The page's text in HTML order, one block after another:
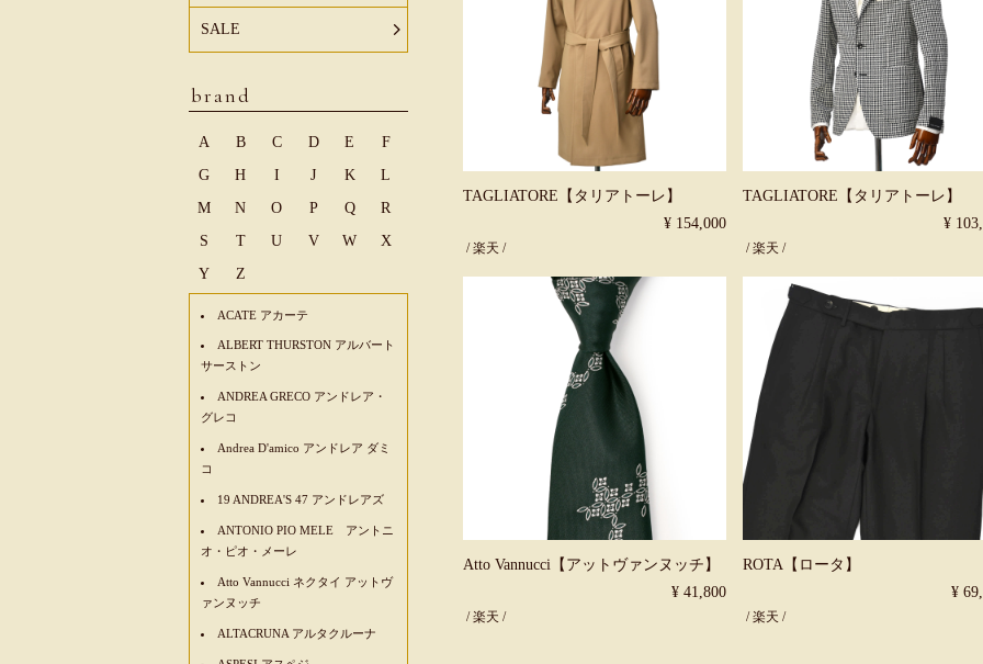
TAGLIATORE【タリアトーレ】
¥ 154,000
/楽天 /
TAGLIATORE【タリアトーレ】
¥
/楽天 /
Atto Vannucci【アットヴァンヌッチ】
¥ 41,800
/楽天 /
ROTA【ロータ】
¥
/楽天 /
SALE
brand
A B C D E
F
G
H I J K
L
M
N O P Q
R
S
T U V W
X
Y
Z
ACATE アカーテ
ALBERT THURSTON アルバート
サーストン
ANDREA GRECO アンドレア・
グレコ
Andrea D'amico アンドレア ダミ
コ
19 ANDREA'S 47 アンドレアズ
ANTONIO PIO MELE アントニ
オ・ピオ・メーレ
Atto Vannucci ネクタイ アットヴ
ァンヌッチ
ALTACRUNA アルタクルーナ